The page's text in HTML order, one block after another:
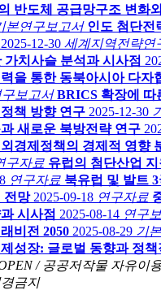
반도체 공급망구조 변화
본연구보고서 인도 첨단전
2025-12-30 세계지역전략연
가치사슬 분석과 시사점
을 통한 동북아시아 다자
보고서 BRICS 확장에 따
책 방향 연구 2025-12-30
새로운 북방전략 연구
경제정책의 경제적 영향
구자료 유럽의 첨단산업
연구자료 북유럽 및 발트
전망 2025-09-18 연구자료
시사점 2025-08-14 연구
비전 2050 2025-08-29 기
성장: 글로벌 동향과 정책